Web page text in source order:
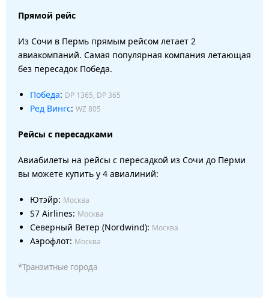
Прямой рейс
Из Сочи в Пермь прямым рейсом летает 2
авиакомпаний. Самая популярная компания летающая
без пересадок Победа.
Победа: DP 1365, DP 365
Ред Вингс: WZ 805
Рейсы с пересадками
Авиабилеты на рейсы с пересадкой из Сочи до Перми
вы можете купить у 4 авиалиний:
Ютэйр: Москва
S7 Airlines: Москва
Северный Ветер (Nordwind): Москва
Аэрофлот: Москва
*Транзитные города